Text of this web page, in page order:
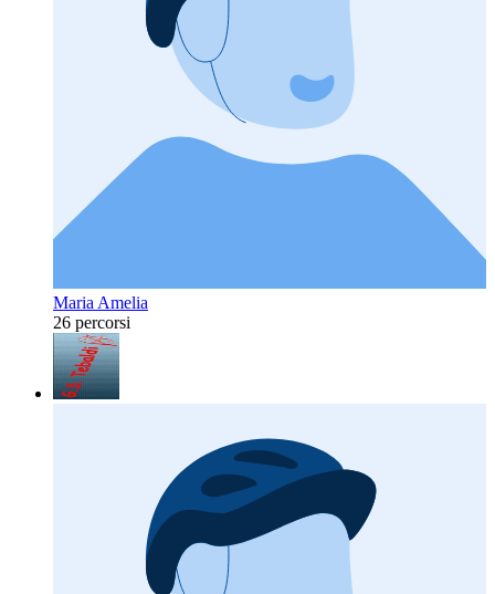
Maria Amelia
26 percorsi